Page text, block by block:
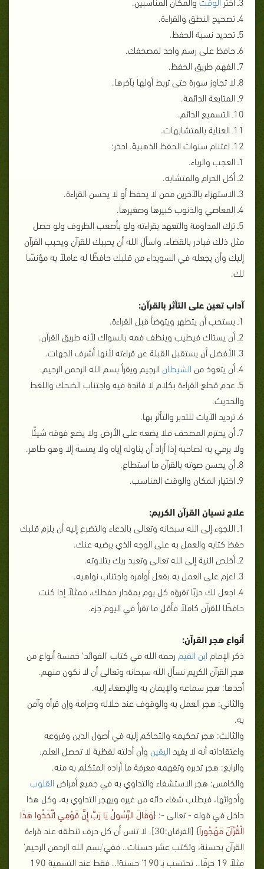
4ـ تصحيح النطق والقراءة.
5ـ تحديد نسبة الحفظ.
6ـ حافظ على رسم واحد لمصحفك.
7ـ الفهم طريق الحفظ.
8ـ لا تجاوز سورة حتى تربط أولها بآخرها.
9ـ المتابعة الدائمة.
10ـ التسميع الدائم.
11ـ العناية بالمتشابهات.
12ـ اغتنام سنوات الحفظ الذهبية. احذر:
1ـ العجب والرياء.
2ـ أكل الحرام والمتشابه.
3ـ الاستهزاء بالآخرين ممن لا يحفظ أو لا يحسن القراءة.
4ـ المعاصي والذنوب كبيرها وصغيرها.
5ـ ترك المداومة والتعهد بقراءته ولو بأصعب الظروف ولو حصل
مثل ذلك فبادر بالقضاء. واسأل الله أن يحببك للقرآن ويحبب القرآن
إليك وأن يجعله في السويداء من قلبك حافظًا له عاملاً به مؤنسًا
لك.
آداب تعين على التأثر بالقرآن:
1ـ يستحب أن يتطهر ويتوضأ قبل القراءة.
2ـ أن يستاك فيطيب وينظف فمه بالسواك لأنه طريق القرآن.
3ـ الأفضل أن يستقبل القبلة عن قراءته لأنها أشرف الجهات.
4ـ أن يتعوذ من
الشيطان الرجيم ويقرأ بسم الله الرحمن الرحيم.
5ـ عدم قطع القراءة بكلام لا فائدة فيه واجتناب الضحك واللغط
والحديث.
6ـ ترديد الآيات للتدبر والتأثر بها.
7ـ أن يحترم المصحف فلا يضعه على الأرض ولا يضع فوقه شيئًا
ولا يرمي به لصاحبه إذا أراد أن يناوله إياه ولا يمسه إلا وهو طاهر.
8ـ أن يحسن صوته بالقرآن ما استطاع.
9ـ اختيار المكان والوقت المناسب.
علاج نسيان القرآن الكريم:
1ـ اللجوء إلى الله سبحانه وتعالى بالدعاء والتضرع إليه أن يلزم قلبك
حفظ كتابه والعمل به على الوجه الذي يرضيه عنك.
2ـ أخلص النية إلى الله تعالى وتعبد ربك بتلاوته.
3ـ اعزم على العمل به بفعل أوامره واجتناب نواهيه.
4ـ اجعل لك حزبًا تقرؤه كل يوم بمقدار حفظك، فمثلاً إذا كنت
حافظًا للقرآن كاملاً فأقل ما تقرأ في اليوم جزء.
أنواع هجر القرآن:
ذكر الإمام ابن القيم رحمه الله في كتاب 'الفوائد' خمسة أنواع من
هجر القرآن الكريم نسأل الله سبحانه وتعالى أن لا نكون منهم.
أحدها: هجر سماعه والإيمان به والإصغاء إليه.
والثاني: هجر العمل به والوقوف عند حلاله وحرامه وإن قرأه وآمن
به.
والثالث: هجر تحكيمه والتحاكم إليه في أصول الدين وفروعه
واعتقاداته أنه لا يفيد اليقين وأن أدلته لفظية لا تحصل العلم.
والرابع: هجر تدبره وتفهمه معرفة ما أراده المتكلم به منه.
والخامس: هجر الاستشفاء والتداوي به في جميع أمراض القلوب
وأدوائها، فيطلب شفاء دائه من غيره ويهجر التداوي به، وكل هذا
داخل في قوله - تعالى -: {وَقَالَ الرَّسُولُ يَا رَبِّ إِنَّ قَوْمِي اتَّخَذُوا هَذَا
الْقُرْآنَ مَهْجُوراً
} [الفرقان:30]. لا تنس أن كل حرف تنطقه عند قراءة
القرآن بحسنة، وتكتب عشر حسنات.. ففي'بسم الله الرحمن الرحيم'
مثلاً 19 حرفًا.. تحتسب بـ'190' حسنة!.. فقط عند التسمية 190